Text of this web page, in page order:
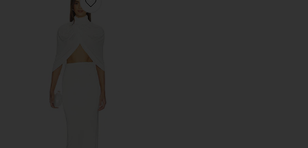
Favorite CAMELIA ドレス